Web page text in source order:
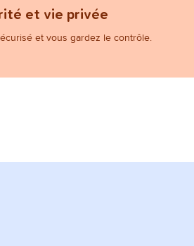
et vie privée
et vous gardez le contrôle.